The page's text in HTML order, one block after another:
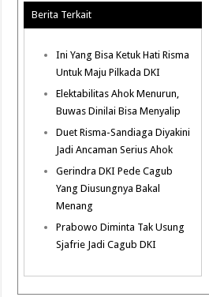
Berita Terkait
Ini Yang Bisa Ketuk Hati Risma
Untuk Maju Pilkada DKI
Elektabilitas Ahok Menurun,
Buwas Dinilai Bisa Menyalip
Duet Risma-Sandiaga Diyakini
Jadi Ancaman Serius Ahok
Gerindra DKI Pede Cagub
Yang Diusungnya Bakal
Menang
Prabowo Diminta Tak Usung
Sjafrie Jadi Cagub DKI